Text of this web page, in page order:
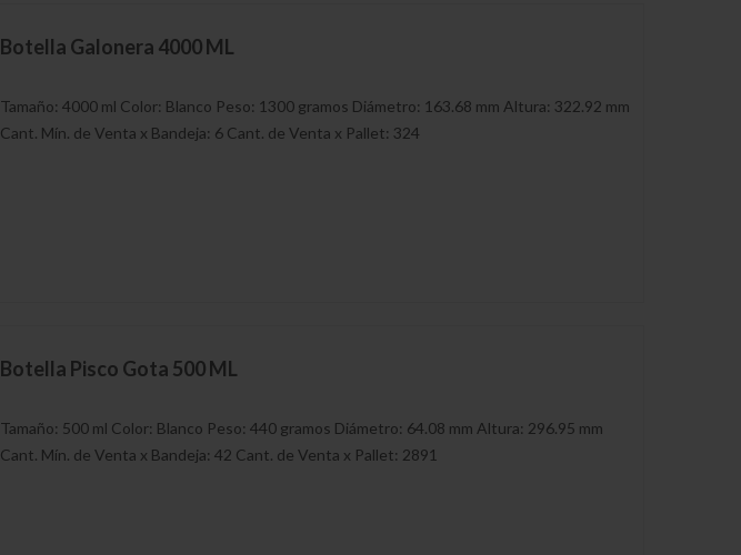
Botella Galonera 4000 ML
Tamaño: 4000 ml Color: Blanco Peso: 1300 gramos Diámetro: 163.68 mm Altura: 322.92 mm
Cant. Mín. de Venta x Bandeja: 6 Cant. de Venta x Pallet: 324
Botella Pisco Gota 500 ML
Tamaño: 500 ml Color: Blanco Peso: 440 gramos Diámetro: 64.08 mm Altura: 296.95 mm
Cant. Mín. de Venta x Bandeja: 42 Cant. de Venta x Pallet: 2891